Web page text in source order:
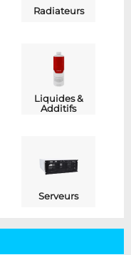
Radiateurs
Liquides &
Additifs
Serveurs